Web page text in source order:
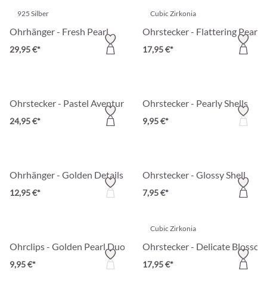
925 Silber
Ohrhänger - Fresh Pearl
29,95 €*
Cubic Zirkonia
Ohrstecker - Flattering Pearls
17,95 €*
Ohrstecker - Pastel Aventurine
24,95 €*
Ohrstecker - Pearly Shells
9,95 €*
Ohrhänger - Golden Details
12,95 €*
Ohrstecker - Glossy Shell
7,95 €*
Ohrclips - Golden Pearl Duo
9,95 €*
Cubic Zirkonia
Ohrstecker - Delicate Blossom
17,95 €*